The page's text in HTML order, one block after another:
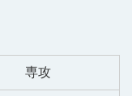
専攻